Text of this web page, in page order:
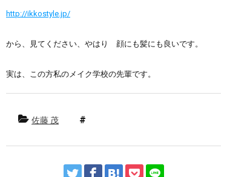
http://ikkostyle.jp/
から、見てください、やはり 顔にも髪にも良いです。
実は、この方私のメイク学校の先輩です。
佐藤 茂